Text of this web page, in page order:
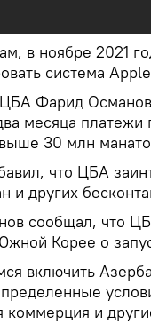
в ноябре 2021
система
Фарид
месяца
30 млн
что ЦБА
и других
сообщал, что
Корее о
включить
коммерция и